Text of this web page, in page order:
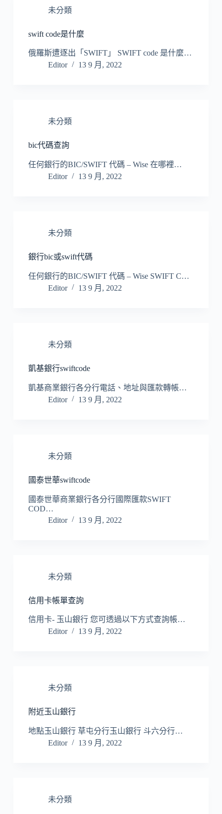
未分類
swift code是什麼
俄羅斯遭逐出「SWIFT」 SWIFT code 是什麼…
Editor
13 9 月, 2022
未分類
bic代碼查詢
任何銀行的BIC/SWIFT 代碼 – Wise 在哪裡…
Editor
13 9 月, 2022
未分類
銀行bic或swift代碼
任何銀行的BIC/SWIFT 代碼 – Wise SWIFT C…
Editor
13 9 月, 2022
未分類
凱基銀行swiftcode
凱基商業銀行各分行電話、地址與匯款轉帳…
Editor
13 9 月, 2022
未分類
國泰世華swiftcode
國泰世華商業銀行各分行國際匯款SWIFT
COD…
Editor
13 9 月, 2022
未分類
信用卡帳單查詢
信用卡- 玉山銀行 您可透過以下方式查詢帳…
Editor
13 9 月, 2022
未分類
附近玉山銀行
地點玉山銀行 草屯分行玉山銀行 斗六分行…
Editor
13 9 月, 2022
未分類